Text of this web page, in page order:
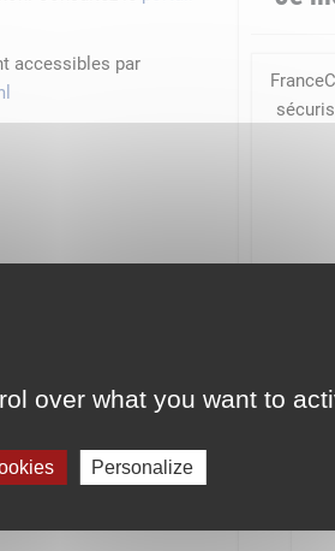
over what you want to
Personalize
accessibles par
n'excédant pas
n'excédant pas
n'excédant pas